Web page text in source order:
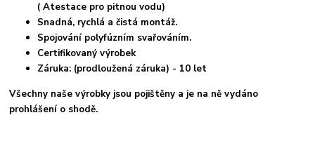
( Atestace pro pitnou vodu)
Snadná, rychlá a čistá montáž.
Spojování polyfúzním svařováním.
Certifikovaný výrobek
Záruka: (prodloužená záruka) - 10 let
Všechny naše výrobky jsou pojištěny a je na ně vydáno
prohlášení o shodě.